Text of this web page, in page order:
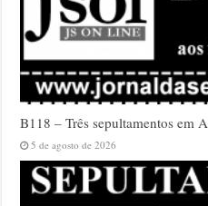
B118 – Três sepultamentos em
5 de agosto de 2026